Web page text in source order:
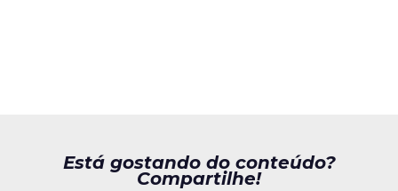
Está gostando do conteúdo?
Compartilhe!